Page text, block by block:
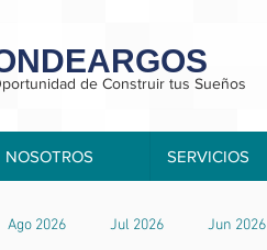
de Construir tus Sueños
NOSOTROS SERVICIOS
Ago 2026 Jul 2026 Jun 2026